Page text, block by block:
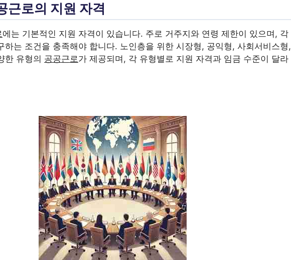
근로의 지원 자격
에는 기본적인 지원 자격이 있습니다. 주로 거주지와 연령 제한이 있으며, 각
하는 조건을 충족해야 합니다. 노인층을 위한 시장형, 공익형, 사회서비스형,
한 유형의 공공근로가 제공되며, 각 유형별로 지원 자격과 임금 수준이 달라